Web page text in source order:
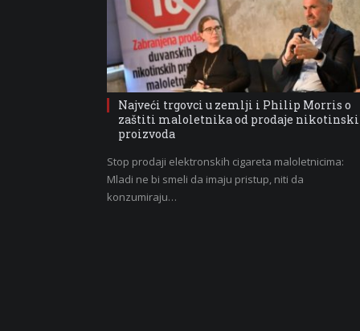
Najveći trgovci u zemlji i Philip Morris o
zaštiti maloletnika od prodaje
proizvoda
Stop prodaji elektronskih cigareta maloletnicima:
Mladi ne bi smeli da imaju pristup, niti da
konzumiraju…